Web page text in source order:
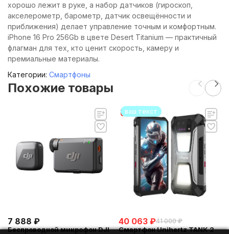
хорошо лежит в руке, а набор датчиков (гироскоп,
акселерометр, барометр, датчик освещённости и
приближения) делает управление точным и комфортным.
iPhone 16 Pro 256Gb в цвете Desert Titanium — практичный
флагман для тех, кто ценит скорость, камеру и
премиальные материалы.
Категории: Смартфоны
Похожие товары
7 888 ₽
Беспроводной микрофон DJI
ваш текст
40 063 ₽41 000 ₽
Смартфон Unihertz TANK 2